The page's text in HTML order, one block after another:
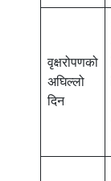
वृक्षरोपणको
अघिल्लो
दिन